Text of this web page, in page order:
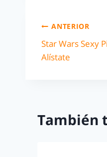
ANTERIOR
Star Wars Sexy
Alístate
También